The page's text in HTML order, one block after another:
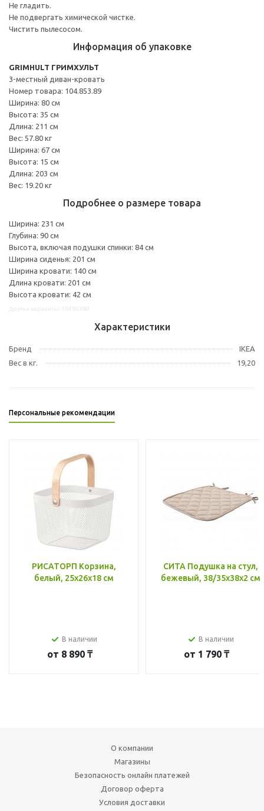
Не гладить.
Не подвергать химической чистке.
Чистить пылесосом.
Информация об упаковке
GRIMHULT ГРИМХУЛЬТ
3-местный диван-кровать
Номер товара: 104.853.89
Ширина: 80 см
Высота: 35 см
Длина: 211 см
Вес: 57.80 кг
Ширина: 67 см
Высота: 15 см
Длина: 203 см
Вес: 19.20 кг
Подробнее о размере товара
Ширина: 231 см
Глубина: 90 см
Высота, включая подушки спинки: 84 см
Ширина сиденья: 201 см
Ширина кровати: 140 см
Длина кровати: 201 см
Высота кровати: 42 см
Характеристики
Бренд
IKEA
Вес в кг.
19,20
Персональные рекомендации
РИСАТОРП Корзина,
белый, 25x26x18 см
В наличии
от 8 890 ₸
СИТА Подушка на стул,
бежевый, 38/35x38x2 см
В наличии
от 1 790 ₸
О компании
Магазины
Безопасность онлайн платежей
Договор оферта
Условия доставки